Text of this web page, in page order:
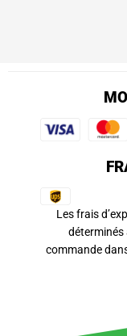
Les frais
déterminés
commande